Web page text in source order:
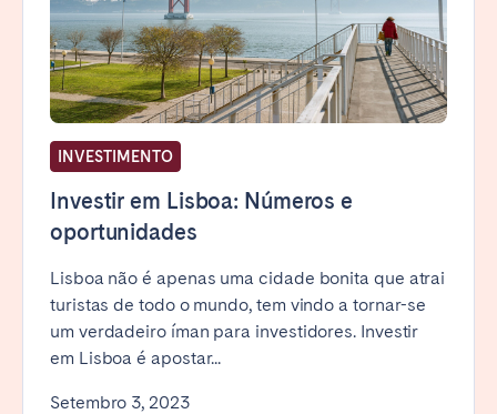
INVESTIMENTO
Investir em Lisboa: Números e
oportunidades
Lisboa não é apenas uma cidade bonita que atrai
turistas de todo o mundo, tem vindo a tornar-se
um verdadeiro íman para investidores. Investir
em Lisboa é apostar...
Setembro 3, 2023